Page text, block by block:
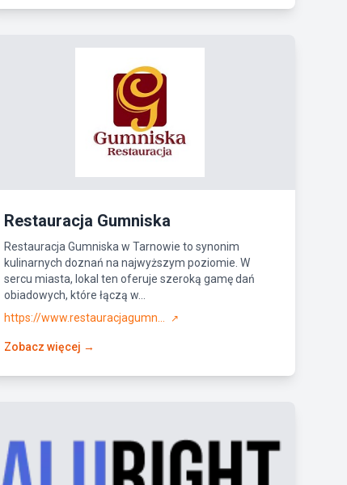
Restauracja Gumniska
Restauracja Gumniska w Tarnowie to synonim
kulinarnych doznań na najwyższym poziomie. W
sercu miasta, lokal ten oferuje szeroką gamę dań
obiadowych, które łączą w...
https://www.restauracjagumn...
↗
Zobacz więcej →